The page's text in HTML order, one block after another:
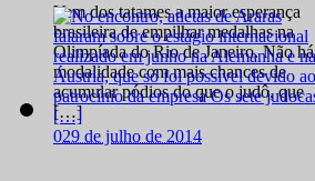
Vem dos tatames a maior esperança
brasileira de empilhar medalhas na
Olimpíada do Rio de Janeiro. Não há
modalidade com mais chances de
acumular pódios do que o judô, que
[…]
029 de julho de 2014